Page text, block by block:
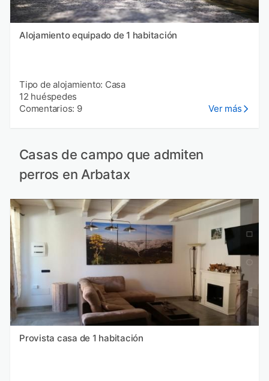
Alojamiento equipado de 1 habitación
Tipo de alojamiento: Casa
12 huéspedes
Comentarios: 9
Ver más
Casas de campo que admiten
perros en Arbatax
Provista casa de 1 habitación